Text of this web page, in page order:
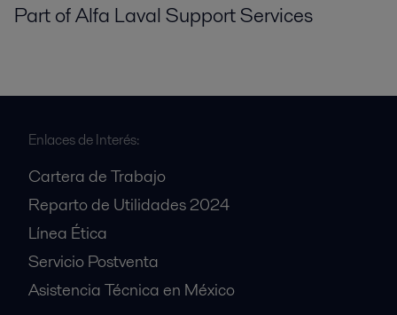
Part of Alfa Laval Support Services
Enlaces de Interés:
Cartera de Trabajo
Reparto de Utilidades 2024
Línea Ética
Servicio Postventa
Asistencia Técnica en México